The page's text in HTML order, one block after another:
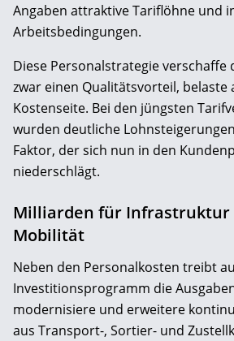
Angaben attraktive Tariflöhne und
Arbeitsbedingungen.
Diese Personalstrategie
zwar einen Qualitätsvorteil, belaste
Kostenseite. Bei den jüngsten
wurden deutliche
Faktor, der sich nun in den
niederschlägt.
Milliarden für Infrastruktur
Mobilität
Neben den Personalkosten treibt
Investitionsprogramm die
modernisiere und erweitere
aus Transport-, Sortier- und